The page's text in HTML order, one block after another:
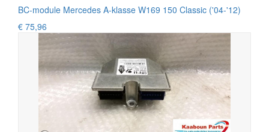
BC-module Mercedes A-klasse W169 150 Classic ('04-'12)
€ 75,96